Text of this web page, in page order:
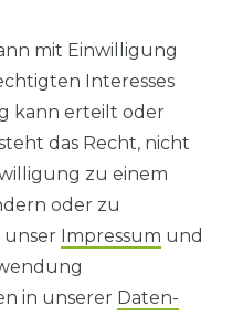
mit Einwilligung
Interesses
kann erteilt oder
das Recht, nicht
zu einem
oder zu
unser Impressum und
in unserer Daten­